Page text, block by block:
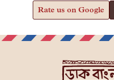
Rate us on Google